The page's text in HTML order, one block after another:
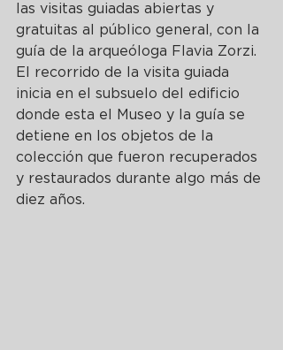
las visitas guiadas abiertas y
gratuitas al público general, con la
guía de la arqueóloga Flavia Zorzi.
El recorrido de la visita guiada
inicia en el subsuelo del edificio
donde esta el Museo y la guía se
detiene en los objetos de la
colección que fueron recuperados
y restaurados durante algo más de
diez años.